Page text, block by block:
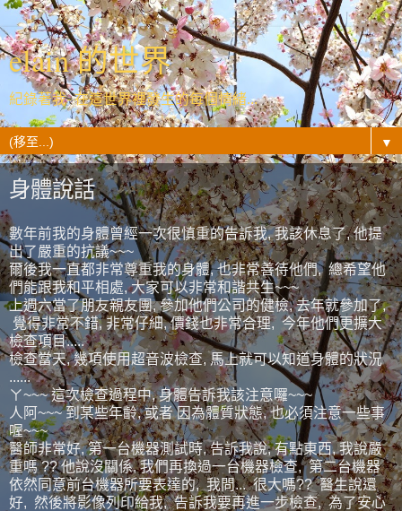
elain 的世界
紀錄著我- 在這世界裡發生的每個情緒...
▼
身體說話
數年前我的身體曾經一次很慎重的告訴我, 我該休息了, 他提
出了嚴重的抗議~~~
爾後我一直都非常尊重我的身體, 也非常善待他們, 總希望他
們能跟我和平相處, 大家可以非常和諧共生~~~
上週六當了朋友親友團, 參加他們公司的健檢, 去年就參加了,
覺得非常不錯, 非常仔細, 價錢也非常合理, 今年他們更擴大
檢查項目.....
檢查當天, 幾項使用超音波檢查, 馬上就可以知道身體的狀況
......
ㄚ~~~ 這次檢查過程中, 身體告訴我該注意囉~~~
人阿~~~ 到某些年齡, 或者 因為體質狀態, 也必須注意一些事
喔~~~
醫師非常好, 第一台機器測試時, 告訴我說, 有點東西, 我說嚴
重嗎 ?? 他說沒關係, 我們再換過一台機器檢查, 第二台機器
依然同意前台機器所要表達的, 我問... 很大嗎?? 醫生說還
好, 然後將影像列印給我, 告訴我要再進一步檢查, 為了安心